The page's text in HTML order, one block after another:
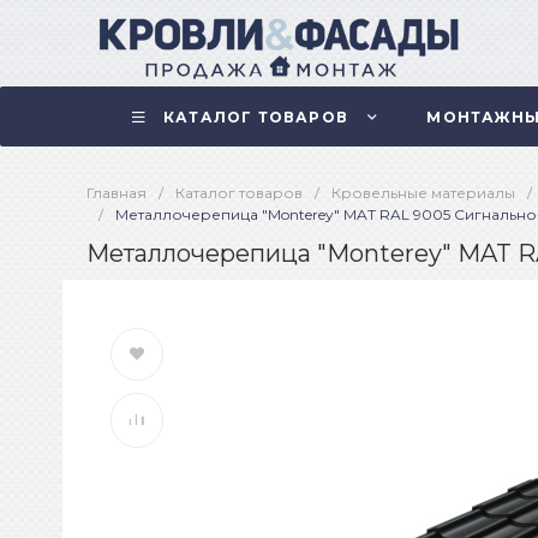
КАТАЛОГ ТОВАРОВ
Главная / Каталог товаров / Кровельные материалы /
/
Металлочерепица "Monterey" MAT RAL 9005
Металлочерепица "Monterey" MAT